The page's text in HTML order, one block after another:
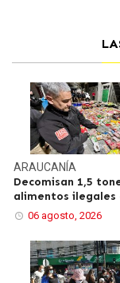
ARAUCANÍA
Decomisan 1,5
alimentos ilegales
06 agosto, 2026